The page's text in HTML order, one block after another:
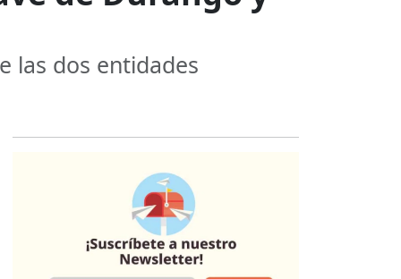
las dos entidades